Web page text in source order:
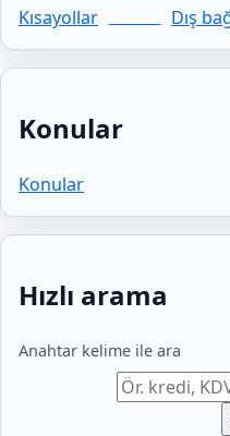
Kısayollar Dış
Konular
Konular
Hızlı arama
Anahtar kelime ile ara